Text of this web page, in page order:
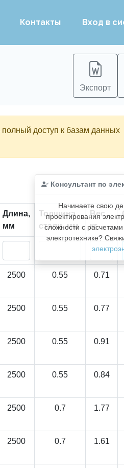
Контакты Вход в
Экспорт
полный доступ к базам данных
Консультант по
Начинаете свою
проектирования
сложности с
электротехнике?
Длина,
мм
Толщина
стали, мм
Вес,
кг
2500 0.55 0.71
2500 0.55 0.77
2500 0.55 0.91
2500 0.55 0.84
2500 0.7 1.77
2500 0.7 1.61